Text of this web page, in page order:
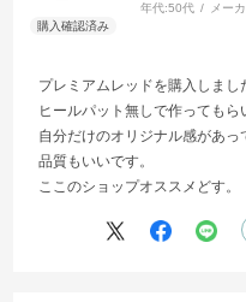
年代:50代 メー
プレミアムレッドを購入しまし
ヒールパット無しで作ってもら
自分だけのオリジナル感があっ
品質もいいです。
ここのショップオススメどす。